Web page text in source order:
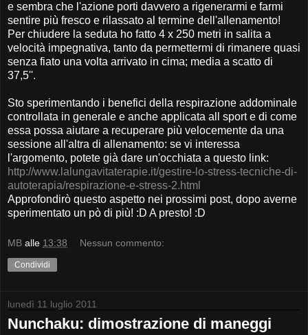
e sembra che l'azione porti davvero a rigenerarmi e farmi
sentire più fresco e rilassato al termine dell'allenamento!
Per chiudere la seduta ho fatto 4 x 250 metri in salita a
velocità impegnativa, tanto da permettermi di rimanere quasi
senza fiato una volta arrivato in cima; media a scatto di
37,5''.
Sto sperimentando i benefici della respirazione addominale
controllata in generale e anche applicata all sport e di come
essa possa aiutare a recuperare più velocemente da una
sessione all'altra di allenamento: se vi interessa
l'argomento, potete già dare un'occhiata a questo link:
http://www.lalungavitaterapie.it/gestire-lo-stress-tecniche-di-
autoterapia/respirazione-e-stress-2.html
Approfondirò questo aspetto nei prossimi post, dopo averne
sperimentato un pò di più! :D A presto! :D
MB alle 13:38 Nessun commento:
Condividi
lunedì 11 luglio 2011
Nunchaku: dimostrazione di maneggi